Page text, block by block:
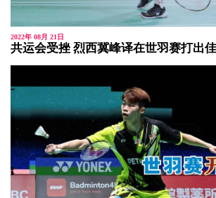
2022年 08月 21日
共运会受挫 烈西冀峰译在世羽赛打出